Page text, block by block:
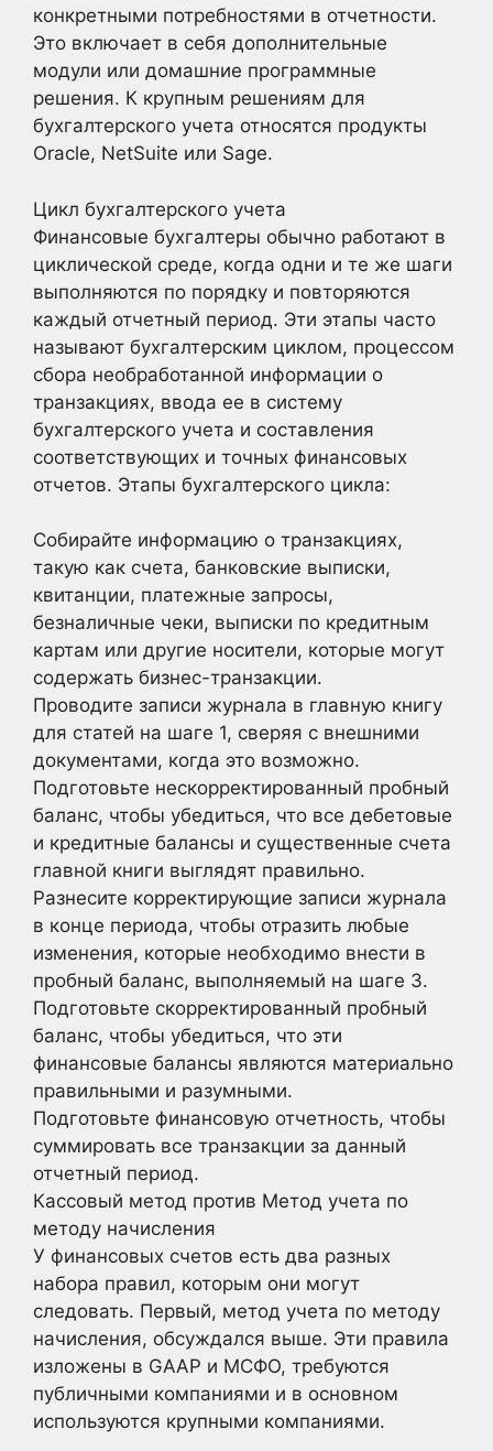
конкретными потребностями в отчетности.
Это включает в себя дополнительные
модули или домашние программные
решения. К крупным решениям для
бухгалтерского учета относятся продукты
Oracle, NetSuite или Sage.
Цикл бухгалтерского учета
Финансовые бухгалтеры обычно работают в
циклической среде, когда одни и те же шаги
выполняются по порядку и повторяются
каждый отчетный период. Эти этапы часто
называют бухгалтерским циклом, процессом
сбора необработанной информации о
транзакциях, ввода ее в систему
бухгалтерского учета и составления
соответствующих и точных финансовых
отчетов. Этапы бухгалтерского цикла:
Собирайте информацию о транзакциях,
такую как счета, банковские выписки,
квитанции, платежные запросы,
безналичные чеки, выписки по кредитным
картам или другие носители, которые могут
содержать бизнес-транзакции.
Проводите записи журнала в главную книгу
для статей на шаге 1, сверяя с внешними
документами, когда это возможно.
Подготовьте нескорректированный пробный
баланс, чтобы убедиться, что все дебетовые
и кредитные балансы и существенные счета
главной книги выглядят правильно.
Разнесите корректирующие записи журнала
в конце периода, чтобы отразить любые
изменения, которые необходимо внести в
пробный баланс, выполняемый на шаге 3.
Подготовьте скорректированный пробный
баланс, чтобы убедиться, что эти
финансовые балансы являются материально
правильными и разумными.
Подготовьте финансовую отчетность, чтобы
суммировать все транзакции за данный
отчетный период.
Кассовый метод против Метод учета по
методу начисления
У финансовых счетов есть два разных
набора правил, которым они могут
следовать. Первый, метод учета по методу
начисления, обсуждался выше. Эти правила
изложены в GAAP и МСФО, требуются
публичными компаниями и в основном
используются крупными компаниями.